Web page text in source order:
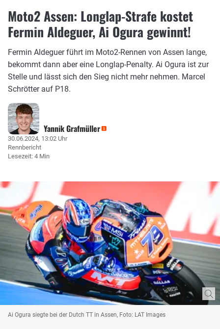
Moto2 Assen: Longlap-Strafe kostet
Fermin Aldeguer, Ai Ogura gewinnt!
Fermin Aldeguer führt im Moto2-Rennen von Assen lange,
bekommt dann aber eine Longlap-Penalty. Ai Ogura ist zur
Stelle und lässt sich den Sieg nicht mehr nehmen. Marcel
Schrötter auf P18.
Yannik Grafmüller
30.06.2024, 13:02 Uhr
Rennbericht
Lesezeit: 4 Min
Ai Ogura siegte bei der Dutch TT in Assen, Foto: LAT Images